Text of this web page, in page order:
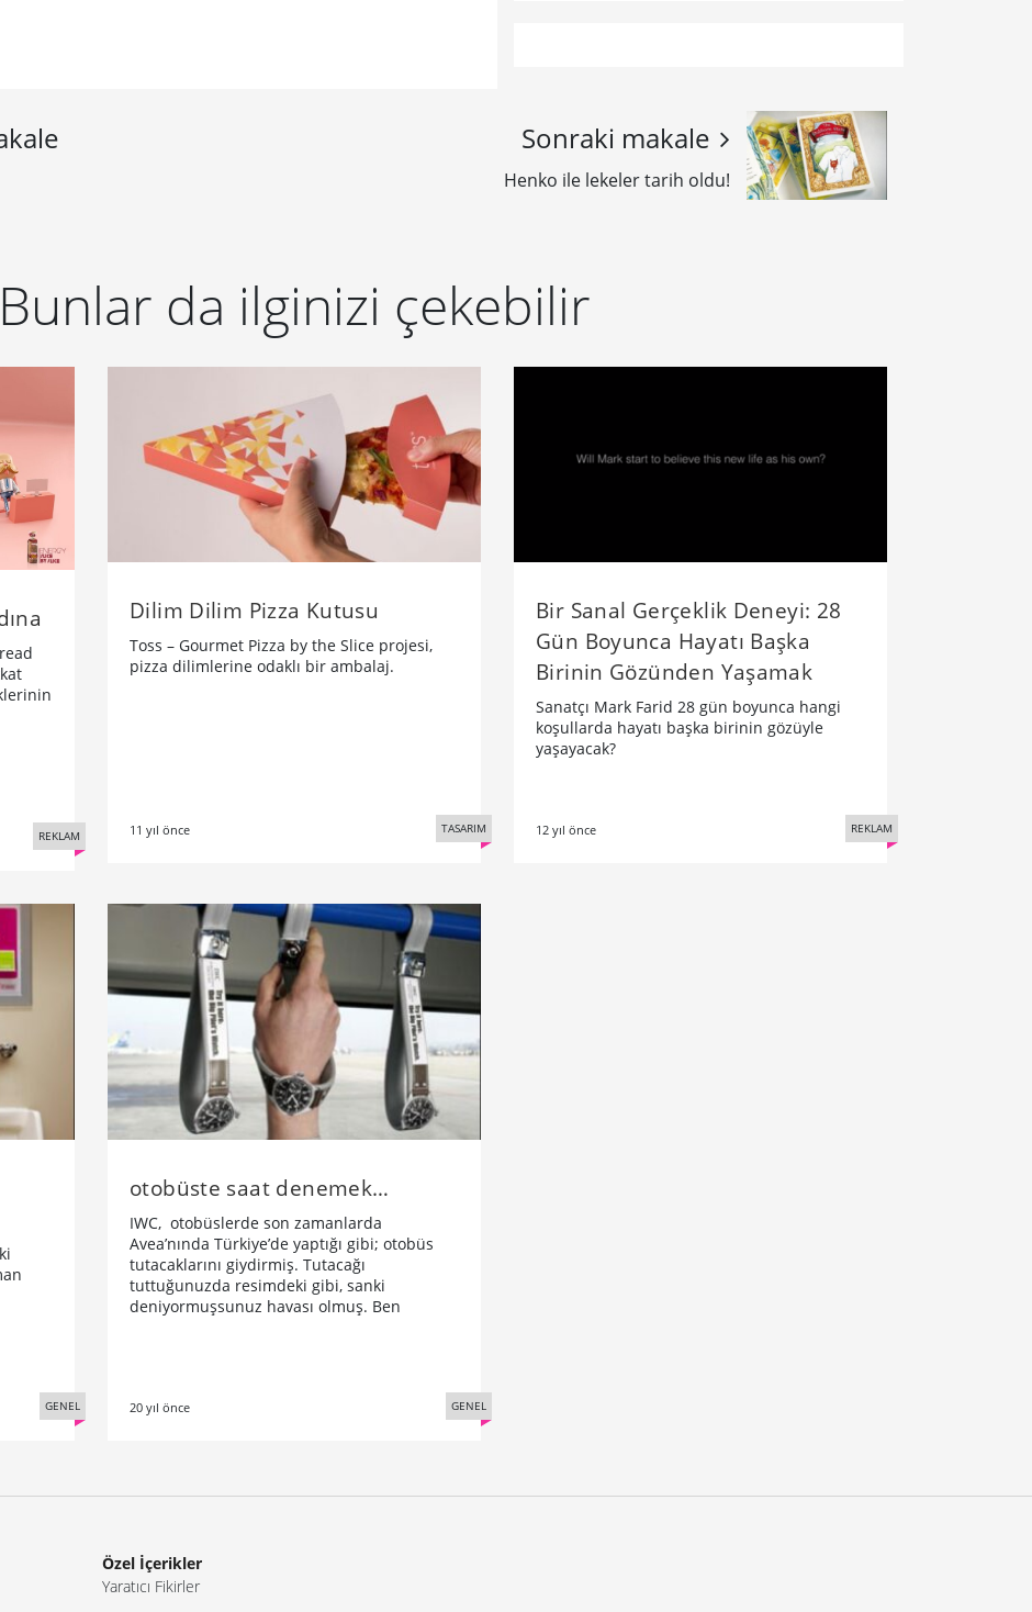
Sonraki makale
Henko ile lekeler tarih oldu!
Bunlar da ilginizi çekebilir
REKLAM
Dilim Dilim Pizza Kutusu
Toss – Gourmet Pizza by the Slice projesi,
pizza dilimlerine odaklı bir ambalaj.
11 yıl önce TASARIM
Bir Sanal Gerçeklik Deneyi: 28
Gün Boyunca Hayatı Başka
Birinin Gözünden Yaşamak
Sanatçı Mark Farid 28 gün boyunca hangi
koşullarda hayatı başka birinin gözüyle
yaşayacak?
12 yıl önce REKLAM
GENEL
otobüste saat denemek…
IWC, otobüslerde son zamanlarda
Avea’nında Türkiye’de yaptığı gibi; otobüs
tutacaklarını giydirmiş. Tutacağı
tuttuğunuzda resimdeki gibi, sanki
deniyormuşsunuz havası olmuş. Ben
20 yıl önce GENEL
Özel İçerikler
Yaratıcı Fikirler